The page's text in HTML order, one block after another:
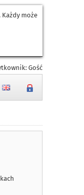
może
Gość